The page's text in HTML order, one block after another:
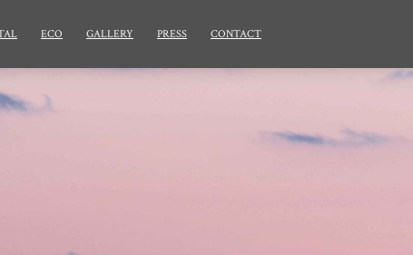
ECO GALLERY PRESS CONTACT